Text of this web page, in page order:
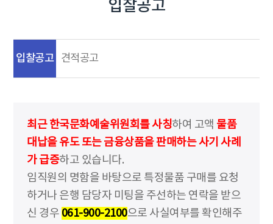
입찰공고
입찰공고 견적공고
최근 한국문화예술위원회를 사칭하여 고액 물품
대납을 유도 또는 금융상품을 판매하는 사기 사례
가 급증하고 있습니다.
임직원의 명함을 바탕으로 특정물품 구매를 요청
하거나 은행 담당자 미팅을 주선하는 연락을 받으
신 경우 061-900-2100으로 사실여부를 확인해주